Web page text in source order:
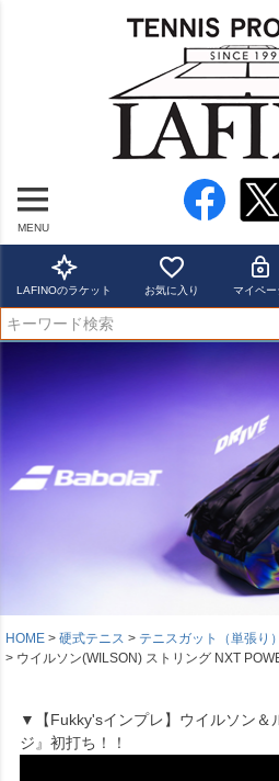
MENU
LAFINOのラケット お気に入り マイペー
HOME 硬式テニス テニスガット（単張り）
ウイルソン(WILSON) ストリング NXT
▼【Fukky'sインプレ】ウイルソン＆
ジ』初打ち！！